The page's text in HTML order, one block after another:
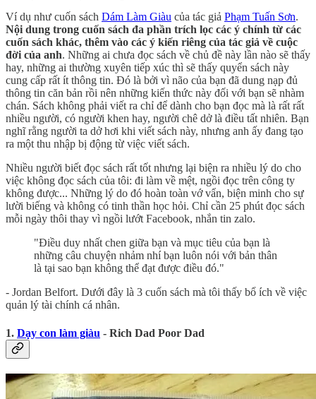
Ví dụ như cuốn sách Dám Làm Giàu của tác giả Phạm Tuấn Sơn.
Nội dung trong cuốn sách đa phần trích lọc các ý chính từ các
cuốn sách khác, thêm vào các ý kiến riêng của tác giả về cuộc
đời của anh. Những ai chưa đọc sách về chủ đề này lần nào sẽ thấy
hay, những ai thường xuyên tiếp xúc thì sẽ thấy quyển sách này
cung cấp rất ít thông tin. Đó là bởi vì não của bạn đã dung nạp đủ
thông tin căn bản rồi nên những kiến thức này đối với bạn sẽ nhàm
chán. Sách không phải viết ra chỉ để dành cho bạn đọc mà là rất rất
nhiều người, có người khen hay, người chê dở là điều tất nhiên. Bạn
nghĩ rằng người ta dở hơi khi viết sách này, nhưng anh ấy đang tạo
ra một thu nhập bị động từ việc viết sách.
Nhiều người biết đọc sách rất tốt nhưng lại biện ra nhiều lý do cho
việc không đọc sách của tôi: đi làm về mệt, ngồi đọc trên công ty
không được... Những lý do đó hoàn toàn vớ vẩn, biện minh cho sự
lười biếng và không có tinh thần học hỏi. Chỉ cần 25 phút đọc sách
mỗi ngày thôi thay vì ngồi lướt Facebook, nhắn tin zalo.
"Điều duy nhất chen giữa bạn và mục tiêu của bạn là
những câu chuyện nhảm nhí bạn luôn nói với bản thân
là tại sao bạn không thể đạt được điều đó."
- Jordan Belfort. Dưới đây là 3 cuốn sách mà tôi thấy bổ ích về việc
quản lý tài chính cá nhân.
1. Dạy con làm giàu - Rich Dad Poor Dad